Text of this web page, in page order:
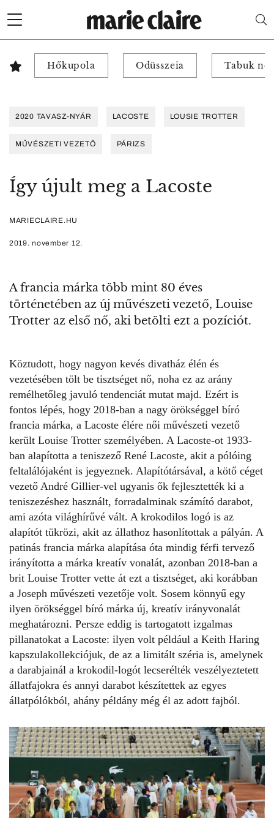
Hőkupola Odüsszeia Tabuk
2020 TAVASZ-NYÁR LACOSTE LOUSIE TROTTER
MŰVÉSZETI VEZETŐ PÁRIZS
Így újult meg a Lacoste
MARIECLAIRE.HU
2019. november 12.
A francia márka több mint 80 éves
történetében az új művészeti vezető, Louise
Trotter az első nő, aki betölti ezt a pozíciót.
Köztudott, hogy nagyon kevés divatház élén és
vezetésében tölt be tisztséget nő, noha ez az arány
remélhetőleg javuló tendenciát mutat majd. Ezért is
fontos lépés, hogy 2018-ban a nagy örökséggel bíró
francia márka, a Lacoste élére női művészeti vezető
került Louise Trotter személyében. A Lacoste-ot 1933-
ban alapította a teniszező René Lacoste, akit a pólóing
feltalálójaként is jegyeznek. Alapítótársával, a kötő céget
vezető André Gillier-vel ugyanis ők fejlesztették ki a
teniszezéshez használt, forradalminak számító darabot,
ami azóta világhírűvé vált. A krokodilos logó is az
alapítót tükrözi, akit az állathoz hasonlítottak a pályán. A
patinás francia márka alapítása óta mindig férfi tervező
irányította a márka kreatív vonalát, azonban 2018-ban a
brit Louise Trotter vette át ezt a tisztséget, aki korábban
a Joseph művészeti vezetője volt. Sosem könnyű egy
ilyen örökséggel bíró márka új, kreatív irányvonalát
meghatározni. Persze eddig is tartogatott izgalmas
pillanatokat a Lacoste: ilyen volt például a Keith Haring
kapszulakollekciójuk, de az a limitált széria is, amelynek
a darabjainál a krokodil-logót lecserélték veszélyeztetett
állatfajokra és annyi darabot készítettek az egyes
állatpólókból, ahány példány még él az adott fajból.